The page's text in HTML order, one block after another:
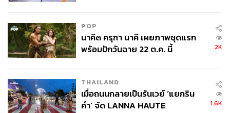
POP
นาคี๓ ครุฑา นาคี เผยภาพชุดแรก
พร้อมปักวันฉาย 22 ต.ค. นี้
2K
THAILAND
เมื่อถนนกลายเป็นรันเวย์ ‘แยกริน
คำ’ จัด LANNA HAUTE
1.6K